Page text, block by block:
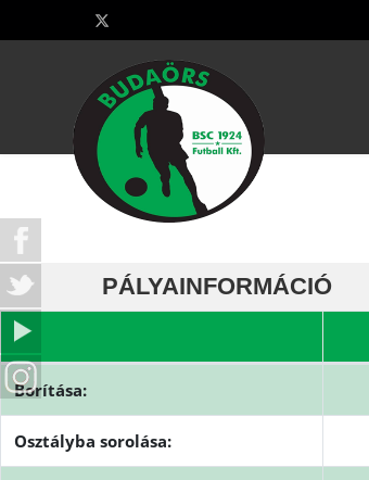
PÁLYAINFORMÁCIÓ
Pályainformációk
Borítása:
Osztályba sorolása: